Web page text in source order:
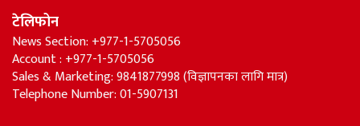
टेलिफोन
News Section: +977-1-5705056
Account : +977-1-5705056
Sales & Marketing: 9841877998 (विज्ञापनका लागि मात्र)
Telephone Number: 01-5907131